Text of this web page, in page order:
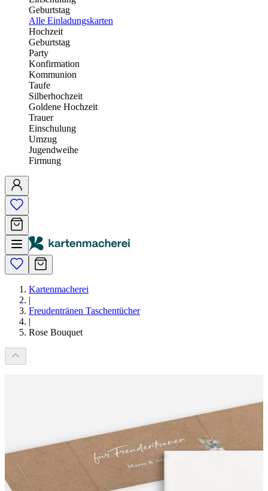
Geburtstag
Alle Einladungskarten
Hochzeit
Geburtstag
Party
Konfirmation
Kommunion
Taufe
Silberhochzeit
Goldene Hochzeit
Trauer
Einschulung
Umzug
Jugendweihe
Firmung
Kartenmacherei
|
Freudentränen Taschentücher
|
Rose Bouquet